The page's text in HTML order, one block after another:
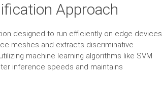
Approach
designed to run efficiently on edge devices
meshes and extracts discriminative
machine learning algorithms like SVM
inference speeds and maintains